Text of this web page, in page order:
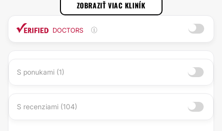
ZOBRAZIŤ VIAC KLINÍK
DOCTORS
S ponukami (1)
S recenziami (104)